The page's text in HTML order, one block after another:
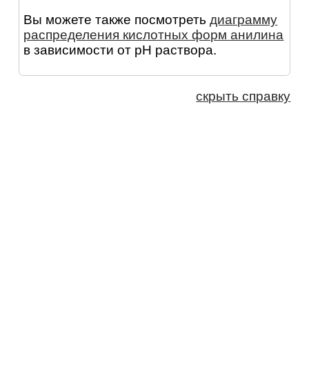
Вы можете также посмотретьдиаграмму
распределения кислотных форм анилина
в зависимости от pH раствора.
скрыть справку